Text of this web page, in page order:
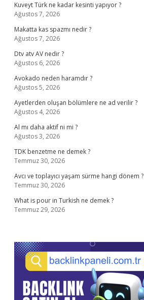
Kuveyt Türk ne kadar kesinti yapıyor ?
Ağustos 7, 2026
Makatta kas spazmı nedir ?
Ağustos 7, 2026
Dtv atv AV nedir ?
Ağustos 6, 2026
Avokado neden haramdır ?
Ağustos 5, 2026
Ayetlerden oluşan bölümlere ne ad verilir ?
Ağustos 4, 2026
Al mı daha aktif ni mi ?
Ağustos 3, 2026
TDK benzetme ne demek ?
Temmuz 30, 2026
Avcı ve toplayıcı yaşam sürme hangi dönem ?
Temmuz 30, 2026
What is pour in Turkish ne demek ?
Temmuz 29, 2026